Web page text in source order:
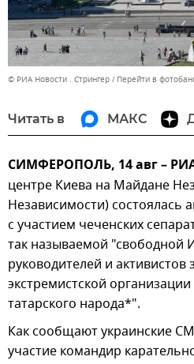
© РИА Новости . Стрингер Перейти в
Читать в МАКС
СИМФЕРОПОЛЬ, 14 авг –
центре Киева на Майдане
Независимости) состоялась
с участием чеченских
так называемой "свободной
руководителей и
экстремистской
татарского народа*".
Как сообщают украинские
участие командир